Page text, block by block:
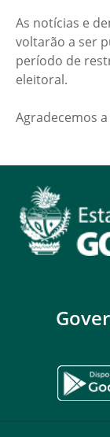
As notícias e
voltarão a ser
período de
eleitoral.
Agradecemos